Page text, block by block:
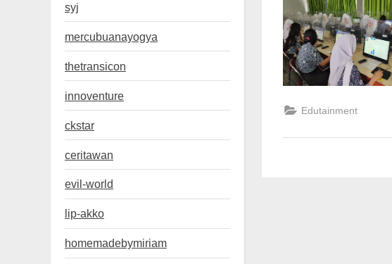
Edutainment
syj
mercubuanayogya
thetransicon
innoventure
ckstar
ceritawan
evil-world
lip-akko
homemadebymiriam